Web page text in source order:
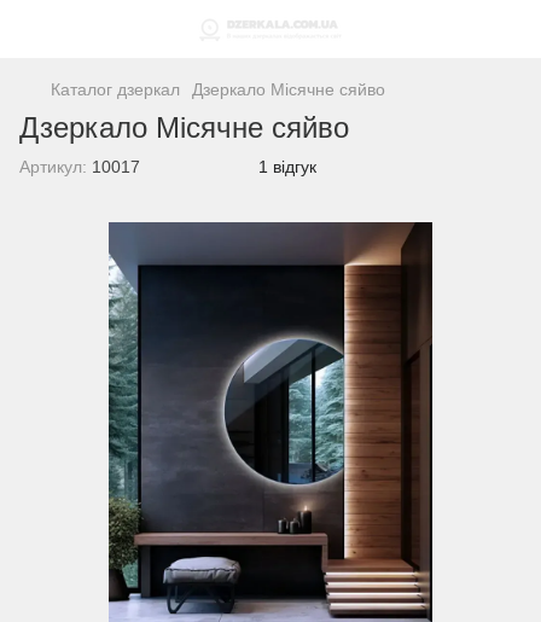
Каталог дзеркал Дзеркало Місячне сяйво
Дзеркало Місячне сяйво
Артикул: 10017 1 відгук